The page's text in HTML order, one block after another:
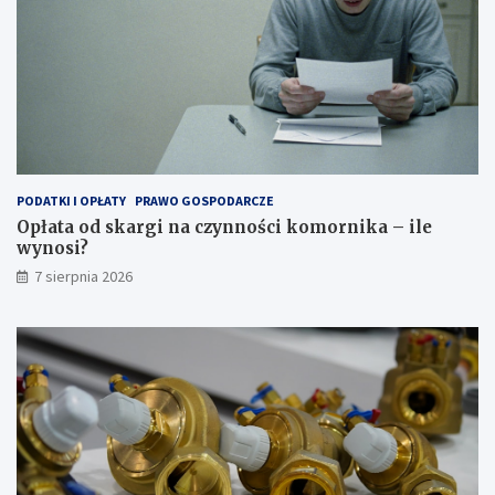
PODATKI I OPŁATY PRAWO GOSPODARCZE
Opłata od skargi na czynności komornika – ile
wynosi?
7 sierpnia 2026